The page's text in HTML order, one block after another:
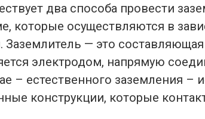
два способа провести
которые осуществляются в
Заземлитель — это
электродом, напрямую
– естественного заземления –
конструкции, которые